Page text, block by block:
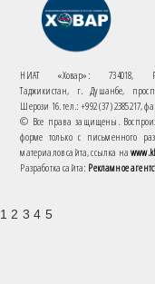
НИАТ «Ховар»: 734018,
Таджикистан, г. Душанбе,
Шерози 16. тел.: +992 (37) 2385217,
© Все права защищены.
форме только с письменного
материалов сайта, ссылка на
Разработка сайта: Рекламное
1 2 3 4 5